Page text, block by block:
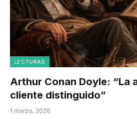
LECTURAS
Arthur Conan Doyle: “La
cliente distinguido”
1 marzo, 2026